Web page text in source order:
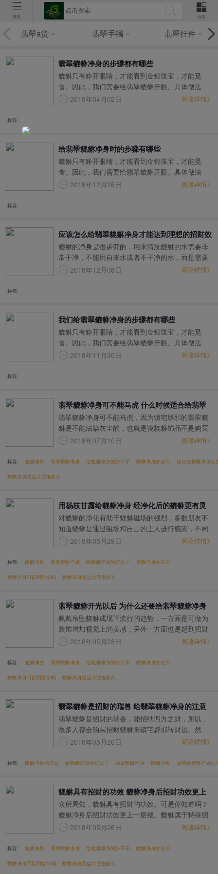
频道 分类
翡翠a货 翡翠手镯 翡翠挂件
翡翠貔貅净身的步骤都有哪些
貔貅只有睁开眼睛，才能看到金银珠宝，才能觅
食。因此，我们需要给翡翠貔貅开眼。具体做法
是：取少许茶油抹在貔貅的眼睛上，切记用刷子
2019年04月02日 阅读详情》
标签:
给翡翠貔貅净身时的步骤有哪些
貔貅只有睁开眼睛，才能看到金银珠宝，才能觅
食。因此，我们需要给翡翠貔貅开眼。具体做法
是：取少许茶油抹在貔貅的眼睛上，切记用刷子
2018年12月26日 阅读详情》
标签:
应该怎么给翡翠貔貅净身才能达到理想的招财效
果
貔貅的净身是很讲究的，用来清洗貔貅的水需要非
常干净，不能用自来水或者不干净的水，而是需要
一半井水，一半雨水。因为井水是来自地下，而雨
2018年12月08日 阅读详情》
标签:
我们给翡翠貔貅净身的步骤都有哪些
貔貅只有睁开眼睛，才能看到金银珠宝，才能觅
食。因此，我们需要给翡翠貔貅开眼。具体做法
是：取少许茶油抹在貔貅的眼睛上，切记用刷子
2018年11月30日 阅读详情》
标签:
翡翠貔貅净身可不能马虎 什么时候适合给翡翠
貔貅净身
翡翠貔貅净身可不能马虎，因为镇宅辟邪的翡翠貔
貅是不能沾染灰尘的，也就是说貔貅饰品不是购买
后就能够直接佩戴，而是要先对翡翠貔貅进行净
2018年07月10日 阅读详情》
标签: 貔貅净身 翡翠貔貅净身 给貔貅净身的好日子 貔貅净身的吉日 如何给貔貅净身认
貔貅净身用盐水浸泡多久
用杨枝甘露给貔貅净身 经净化后的貔貅更有灵
性
对貔貅的净化有助于貔貅磁场的强烈，多数朋友不
知道貔貅是通过磁场和自己的主人进行感应，不同
的人有不同的磁场，随着佩戴的时间貔貅的招财灵
的感知力就不一样，所以貔貅招财的快慢也是不尽
2018年05月29日 阅读详情》
标签: 貔貅净身 翡翠貔貅净身 给貔貅净身的好日子 貔貅净身的吉日
貔貅净身可以用盐水吗 貔貅净身用盐水浸泡多久
翡翠貔貅开光以后 为什么还要给翡翠貔貅净身
佩戴吊坠貔貅成现下流行的趋势，一方面是可做为
装饰增加视觉上的美感，另外一方面也是起到招财
纳福的效果。
2018年05月28日 阅读详情》
标签: 貔貅净身 翡翠貔貅净身 给貔貅净身的好日子 貔貅净身的吉日
貔貅净身可以用盐水吗 貔貅净身用盐水浸泡多久
翡翠貔貅是招财的瑞兽 给翡翠貔貅净身的注意
要点
翡翠貔貅是招财的瑞兽，能招纳四方之财，所以，
很多人都会购买招财貔貅来镇宅辟邪转财运。然
而，镇宅辟邪的翡翠貔貅是不能沾染灰尘的，也就
先对翡翠貔貅进行净身，才能达到想要的效果。
2018年05月26日 阅读详情》
标签: 貔貅净身的吉日 给貔貅净身的好日子 翡翠貔貅净身 貔貅净身 如何给貔貅净身认
貔貅具有招财的功效 貔貅净身后招财功效更上
一层楼
众所周知，貔貅具有招财的功效。可是你知道吗？
貔貅净身后招财功效更上一层楼。貔貅属于特殊招
财灵兽，所以要用特有的清洗方法。那么，我们怎
2018年05月26日 阅读详情》
标签: 貔貅净身 翡翠貔貅净身 给貔貅净身的好日子 貔貅净身的吉日
貔貅净身可以用盐水吗 貔貅净身用盐水浸泡多久